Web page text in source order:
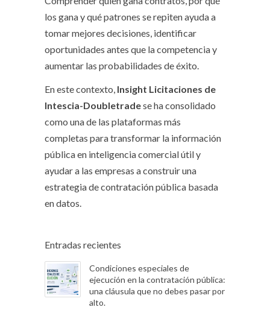
los gana y qué patrones se repiten ayuda a
tomar mejores decisiones, identificar
oportunidades antes que la competencia y
aumentar las probabilidades de éxito.
En este contexto, Insight Licitaciones de
Intescia-Doubletradese ha consolidado
como una de las plataformas más
completas para transformar la información
pública en inteligencia comercial útil y
ayudar a las empresas a construir una
estrategia de contratación pública basada
en datos.
Entradas recientes
Condiciones especiales de
ejecución en la contratación pública:
una cláusula que no debes pasar por
alto.